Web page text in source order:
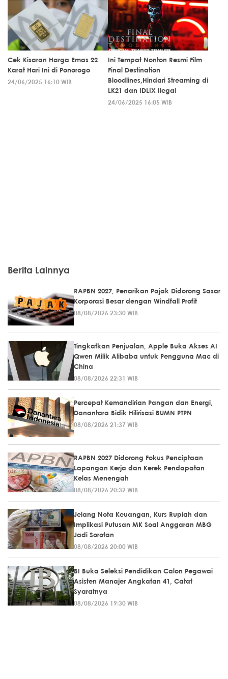
Cek Kisaran Harga Emas 22
Karat Hari Ini di Ponorogo
24/06/2025 16:10 WIB
Ini Tempat Nonton Resmi Film
Final Destination
Bloodlines,Hindari Streaming di
LK21 dan IDLIX Ilegal
24/06/2025 16:05 WIB
Berita Lainnya
RAPBN 2027, Penarikan Pajak Didorong Sasar
Korporasi Besar dengan Windfall Profit
08/08/2026 23:30 WIB
Tingkatkan Penjualan, Apple Buka Akses AI
Qwen Milik Alibaba untuk Pengguna Mac di
China
08/08/2026 22:31 WIB
Percepat Kemandirian Pangan dan Energi,
Danantara Bidik Hilirisasi BUMN PTPN
08/08/2026 21:37 WIB
RAPBN 2027 Didorong Fokus Penciptaan
Lapangan Kerja dan Kerek Pendapatan
Kelas Menengah
08/08/2026 20:32 WIB
Jelang Nota Keuangan, Kurs Rupiah dan
Implikasi Putusan MK Soal Anggaran MBG
Jadi Sorotan
08/08/2026 20:00 WIB
BI Buka Seleksi Pendidikan Calon Pegawai
Asisten Manajer Angkatan 41, Catat
Syaratnya
08/08/2026 19:30 WIB